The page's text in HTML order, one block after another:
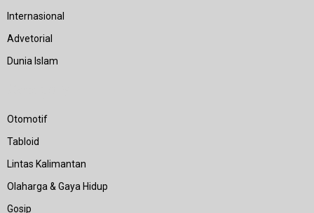
Internasional
Advetorial
Dunia Islam
Otomotif
Tabloid
Lintas Kalimantan
Olaharga & Gaya Hidup
Gosip